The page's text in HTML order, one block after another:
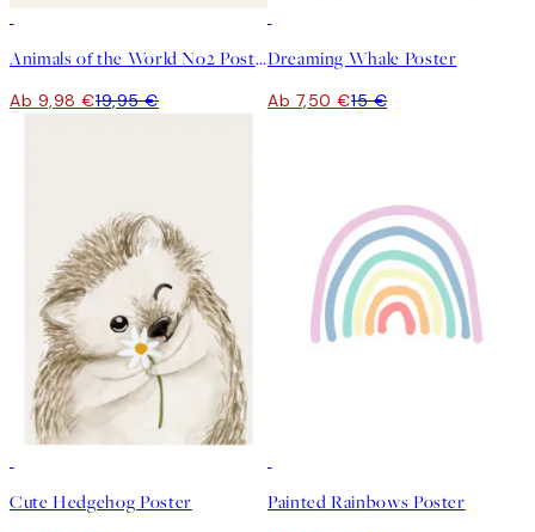
Animals of the World No2 Poster
Ab 9,98 €19,95 €
Dreaming Whale Poster
Ab 7,50 €15 €
Cute Hedgehog Poster Painted Rainbows Poster